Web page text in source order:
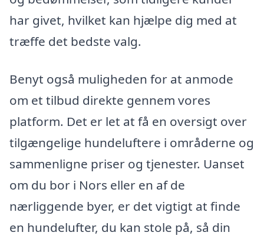
har givet, hvilket kan hjælpe dig med at
træffe det bedste valg.
Benyt også muligheden for at anmode
om et tilbud direkte gennem vores
platform. Det er let at få en oversigt over
tilgængelige hundeluftere i områderne og
sammenligne priser og tjenester. Uanset
om du bor i Nors eller en af de
nærliggende byer, er det vigtigt at finde
en hundelufter, du kan stole på, så din